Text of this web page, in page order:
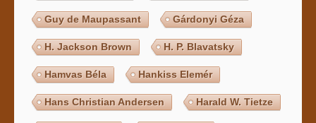
Guy de Maupassant Gárdonyi Géza
H. Jackson Brown H. P. Blavatsky
Hamvas Béla Hankiss Elemér
Hans Christian Andersen Harald W. Tietze